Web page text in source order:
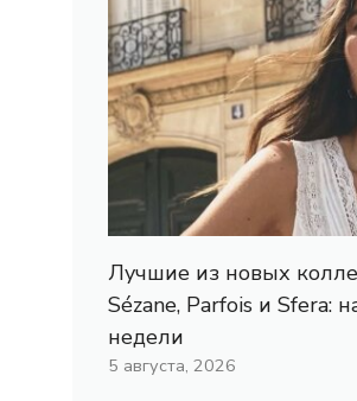
Лучшие из новых
Sézane, Parfois и Sfera:
недели
5 августа, 2026